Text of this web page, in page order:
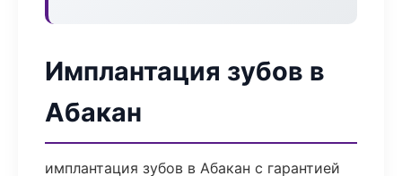
Имплантация зубов в
Абакан
имплантация зубов в Абакан с гарантией